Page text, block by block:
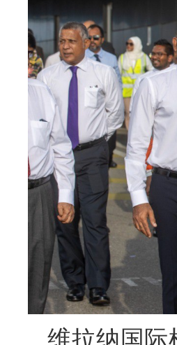
维拉纳国际